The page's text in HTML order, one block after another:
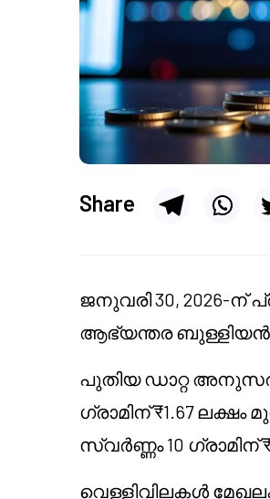
Share
ജനുവരി 30, 2026-ന്
ആഭ്യന്തര ബുള്ളിയൻ
പുതിയ ഡാറ്റ
ഗ്രാമിന് ₹1.67 ലക്ഷം
സ്വർണ്ണം 10 ഗ്രാമിന്
വെള്ളിവിലകൾ